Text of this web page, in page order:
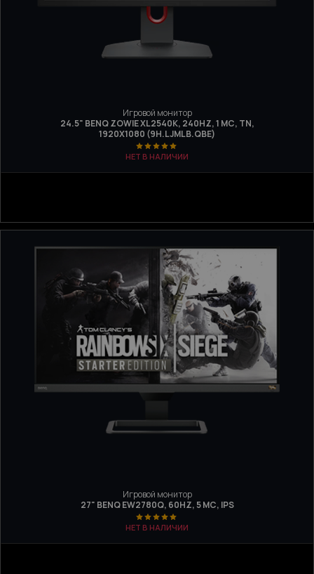
Игровой монитор
24.5" BENQ ZOWIE XL2540K, 240HZ, 1 МС, TN,
1920Х1080 (9H.LJMLB.QBE)
НЕТ В НАЛИЧИИ
Игровой монитор
27" BENQ EW2780Q, 60HZ, 5 МС, IPS
НЕТ В НАЛИЧИИ